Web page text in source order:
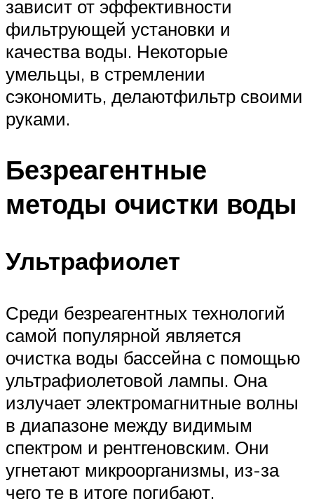
зависит от эффективности
фильтрующей установки и
качества воды. Некоторые
умельцы, в стремлении
сэкономить, делаютфильтр своими
руками.
Безреагентные
методы очистки воды
Ультрафиолет
Среди безреагентных технологий
самой популярной является
очистка воды бассейна с помощью
ультрафиолетовой лампы. Она
излучает электромагнитные волны
в диапазоне между видимым
спектром и рентгеновским. Они
угнетают микроорганизмы, из-за
чего те в итоге погибают.